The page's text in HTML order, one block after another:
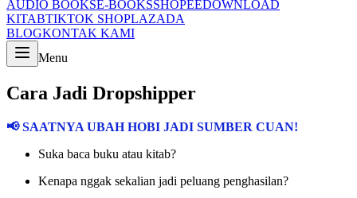
AUDIO BOOKSE-BOOKSSHOPEEDOWNLOAD
KITABTIKTOK SHOPLAZADA
BLOGKONTAK KAMI
Menu
Cara Jadi Dropshipper
📢 SAATNYA UBAH HOBI JADI SUMBER CUAN!
Suka baca buku atau kitab?
Kenapa nggak sekalian jadi peluang penghasilan?